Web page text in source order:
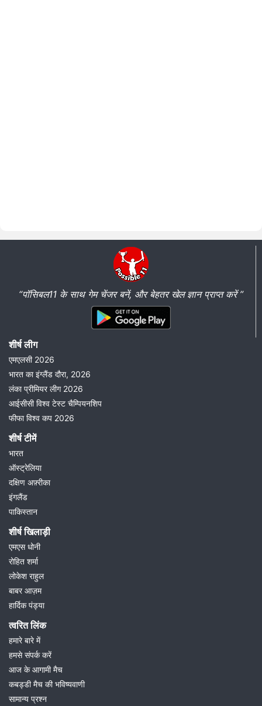
“पॉसिबल11 के साथ गेम चेंजर बनें, और बेहतर खेल ज्ञान प्राप्त करें ”
शीर्ष लीग
एमएलसी 2026
भारत का इंग्लैंड दौरा, 2026
लंका प्रीमियर लीग 2026
आईसीसी विश्व टेस्ट चैम्पियनशिप
फीफा विश्व कप 2026
शीर्ष टीमें
भारत
ऑस्ट्रेलिया
दक्षिण अफ़्रीका
इंगलैंड
पाकिस्तान
शीर्ष खिलाड़ी
एमएस धोनी
रोहित शर्मा
लोकेश राहुल
बाबर आज़म
हार्दिक पंड्या
त्वरित लिंक
हमारे बारे में
हमसे संपर्क करें
आज के आगामी मैच
कबड्डी मैच की भविष्यवाणी
सामान्य प्रश्न